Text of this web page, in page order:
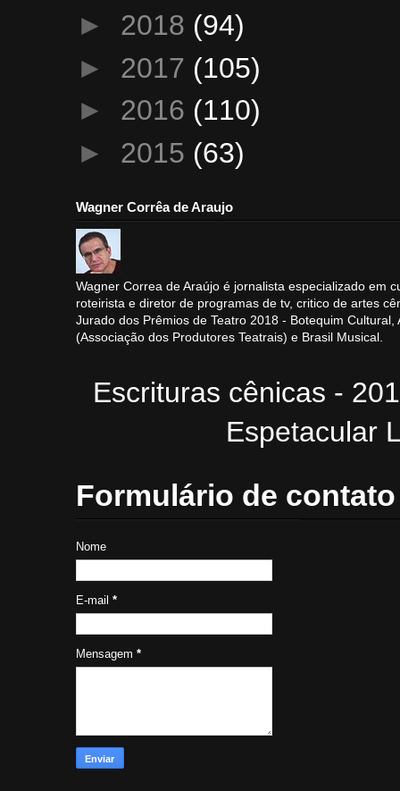
► 2018 (94)
► 2017 (105)
► 2016 (110)
► 2015 (63)
Wagner Corrêa de Araujo
Wagner Correa de Araújo é jornalista especializado em
roteirista e diretor de programas de tv, critico de artes
Jurado dos Prêmios de Teatro 2018 - Botequim Cultural,
(Associação dos Produtores Teatrais) e Brasil Musical.
Escrituras cênicas -
Espetacular
Formulário de contato
Nome
E-mail *
Mensagem *